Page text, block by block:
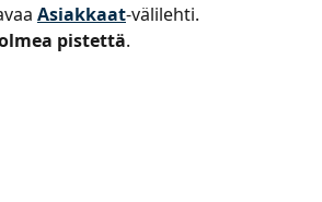
Asiakkaat-välilehti.
pistettä.